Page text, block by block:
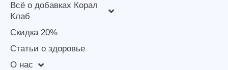
Всё о добавках Корал
Клаб
Скидка 20%
Статьи о здоровье
О нас